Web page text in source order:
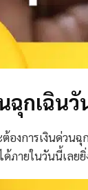
ฉุกเฉิน
งการเงินด่วนฉุ
ด้ภายในวันนี้เลย